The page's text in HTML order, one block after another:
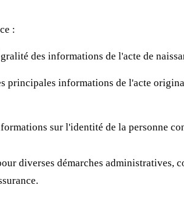
:
des informations de l'acte de
principales informations de l'acte
sur l'identité de la personne
diverses démarches administratives,